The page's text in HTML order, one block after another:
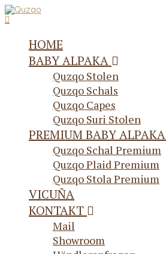
HOME
BABY ALPAKA
Quzqo Stolen
Quzqo Schals
Quzqo Capes
Quzqo Suri Stolen
PREMIUM BABY ALPAKA
Quzqo Schal Premium
Quzqo Plaid Premium
Quzqo Stola Premium
VICUÑA
KONTAKT
Mail
Showroom